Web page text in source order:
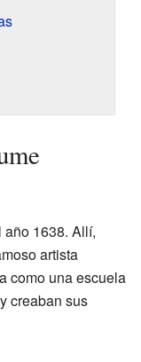
1638. Allí,
artista
como una escuela
creaban sus